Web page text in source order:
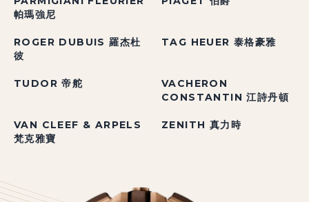
帕瑪強尼
ROGER DUBUIS 羅杰杜
彼
TAG HEUER 泰格豪雅
TUDOR 帝舵
VACHERON
CONSTANTIN 江詩丹頓
VAN CLEEF & ARPELS
梵克雅寶
ZENITH 真力時